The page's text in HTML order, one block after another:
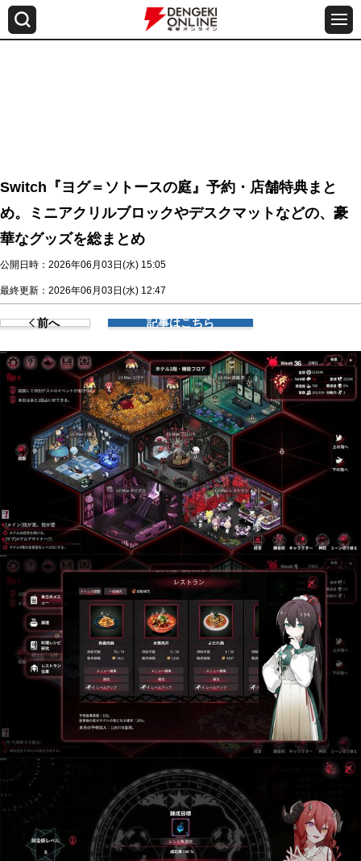
Switch『ヨグ＝ソトースの庭』予約・店舗特典まと
め。ミニアクリルブロックやデスクマットなどの、豪
華なグッズを総まとめ
公開日時：2026年06月03日(水) 15:05
最終更新：2026年06月03日(水) 12:47
前へ 記事はこちら